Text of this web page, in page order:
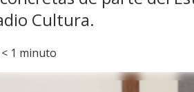
Cultura.
< 1 minuto